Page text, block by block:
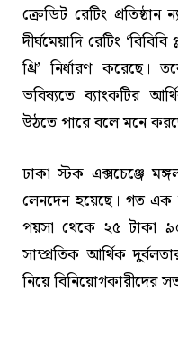
ক্রেডিট রেটিং প্রতিষ্ঠান
দীর্ঘমেয়াদি রেটিং
থ্রি’ নির্ধারণ করেছে।
ভবিষ্যতে ব্যাংকটির
উঠতে পারে বলে মনে
ঢাকা স্টক এক্সচেঞ্জে
লেনদেন হয়েছে। গত এক
পয়সা থেকে ২৫ টাকা
সাম্প্রতিক আর্থিক
নিয়ে বিনিয়োগকারীদের